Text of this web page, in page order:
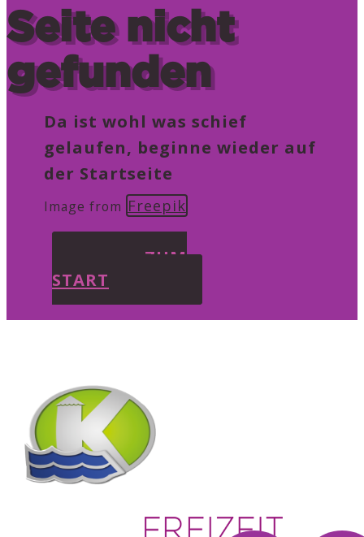
Seite nicht
gefunden
Da ist wohl was schief
gelaufen, beginne wieder auf
der Startseite
Image from Freepik
ZUM
START